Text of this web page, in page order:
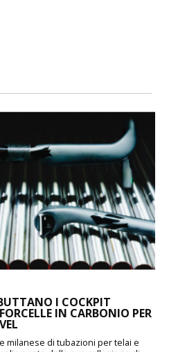
I COCKPIT
IN CARBONIO PER
milanese di tubazioni per telai e